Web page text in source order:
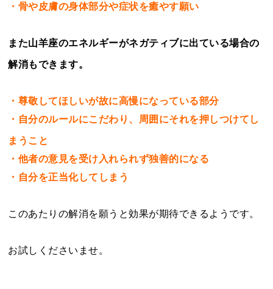
・骨や皮膚の身体部分や症状を癒やす願い
また山羊座のエネルギーがネガティブに出ている場合の
解消もできます。
・尊敬してほしいが故に高慢になっている部分
・自分のルールにこだわり、周囲にそれを押しつけてし
まうこと
・他者の意見を受け入れられず独善的になる
・自分を正当化してしまう
このあたりの解消を願うと効果が期待できるようです。
お試しくださいませ。